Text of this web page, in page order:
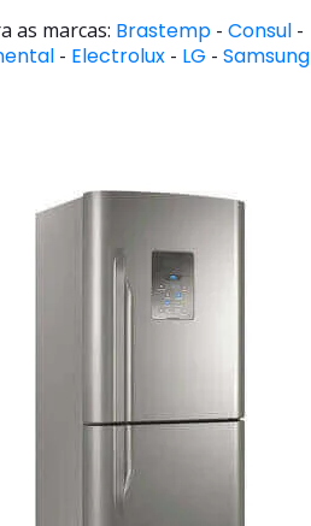
as marcas: Brastemp- Consul-
- Electrolux - LG - Samsung